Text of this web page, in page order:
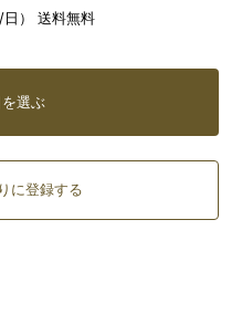
） 送料無料
選ぶ
に登録する